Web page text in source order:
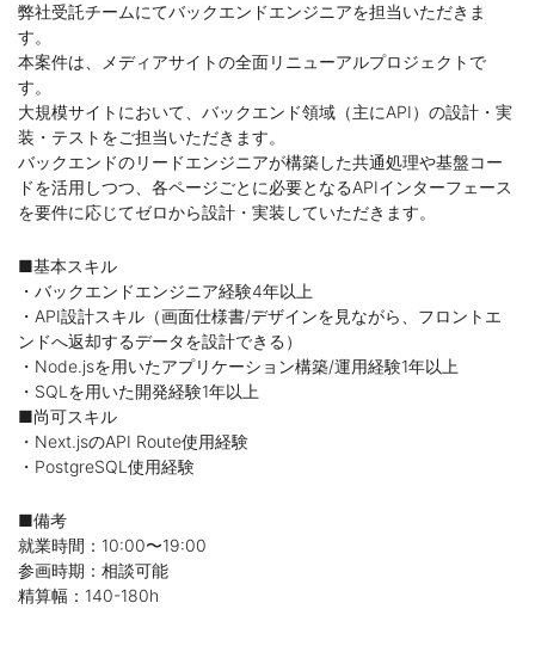
弊社受託チームにてバックエンドエンジニアを担当いただきま
す。
本案件は、メディアサイトの全面リニューアルプロジェクトで
す。
大規模サイトにおいて、バックエンド領域（主にAPI）の設計・実
装・テストをご担当いただきます。
バックエンドのリードエンジニアが構築した共通処理や基盤コー
ドを活用しつつ、各ページごとに必要となるAPIインターフェース
を要件に応じてゼロから設計・実装していただきます。
■基本スキル
・バックエンドエンジニア経験4年以上
・API設計スキル（画面仕様書/デザインを見ながら、フロントエ
ンドへ返却するデータを設計できる）
・Node.jsを用いたアプリケーション構築/運用経験1年以上
・SQLを用いた開発経験1年以上
■尚可スキル
・Next.jsのAPI Route使用経験
・PostgreSQL使用経験
■備考
就業時間：10:00〜19:00
参画時期：相談可能
精算幅：140-180h